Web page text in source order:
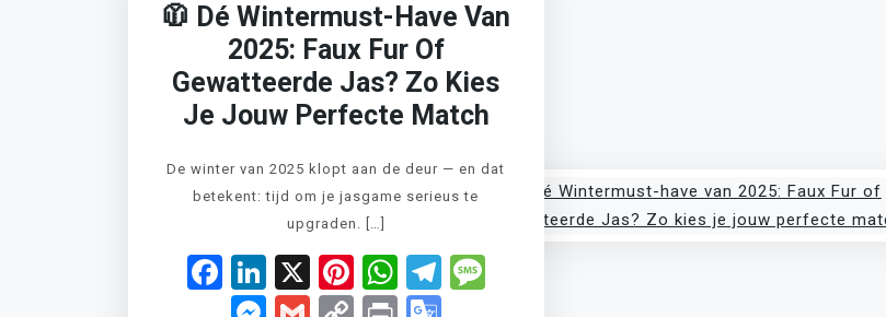
🧥 Dé Wintermust-Have Van
2025: Faux Fur Of
Gewatteerde Jas? Zo Kies
Je Jouw Perfecte Match
De winter van 2025 klopt aan de deur — en dat
betekent: tijd om je jasgame serieus te
upgraden. […]
Facebook
LinkedIn
X Pinterest
WhatsApp
Telegram
Message